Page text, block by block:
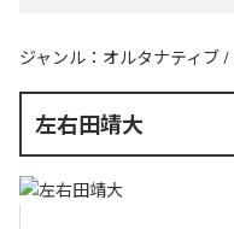
ジャンル： オルタナティブ /
左右田靖大